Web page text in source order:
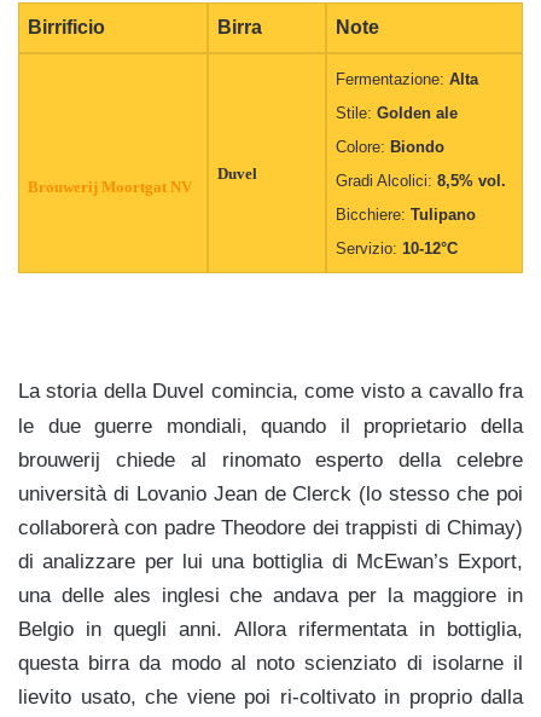
Birrificio Birra Note
Brouwerij Moortgat NV
Duvel
Fermentazione: Alta
Stile: Golden ale
Colore: Biondo
Gradi Alcolici: 8,5% vol.
Bicchiere: Tulipano
Servizio: 10-12°C
La storia della Duvel comincia, come visto a cavallo fra
le due guerre mondiali, quando il proprietario della
brouwerij chiede al rinomato esperto della celebre
università di Lovanio Jean de Clerck (lo stesso che poi
collaborerà con padre Theodore dei trappisti di Chimay)
di analizzare per lui una bottiglia di McEwan’s Export,
una delle ales inglesi che andava per la maggiore in
Belgio in quegli anni. Allora rifermentata in bottiglia,
questa birra da modo al noto scienziato di isolarne il
lievito usato, che viene poi ri-coltivato in proprio dalla